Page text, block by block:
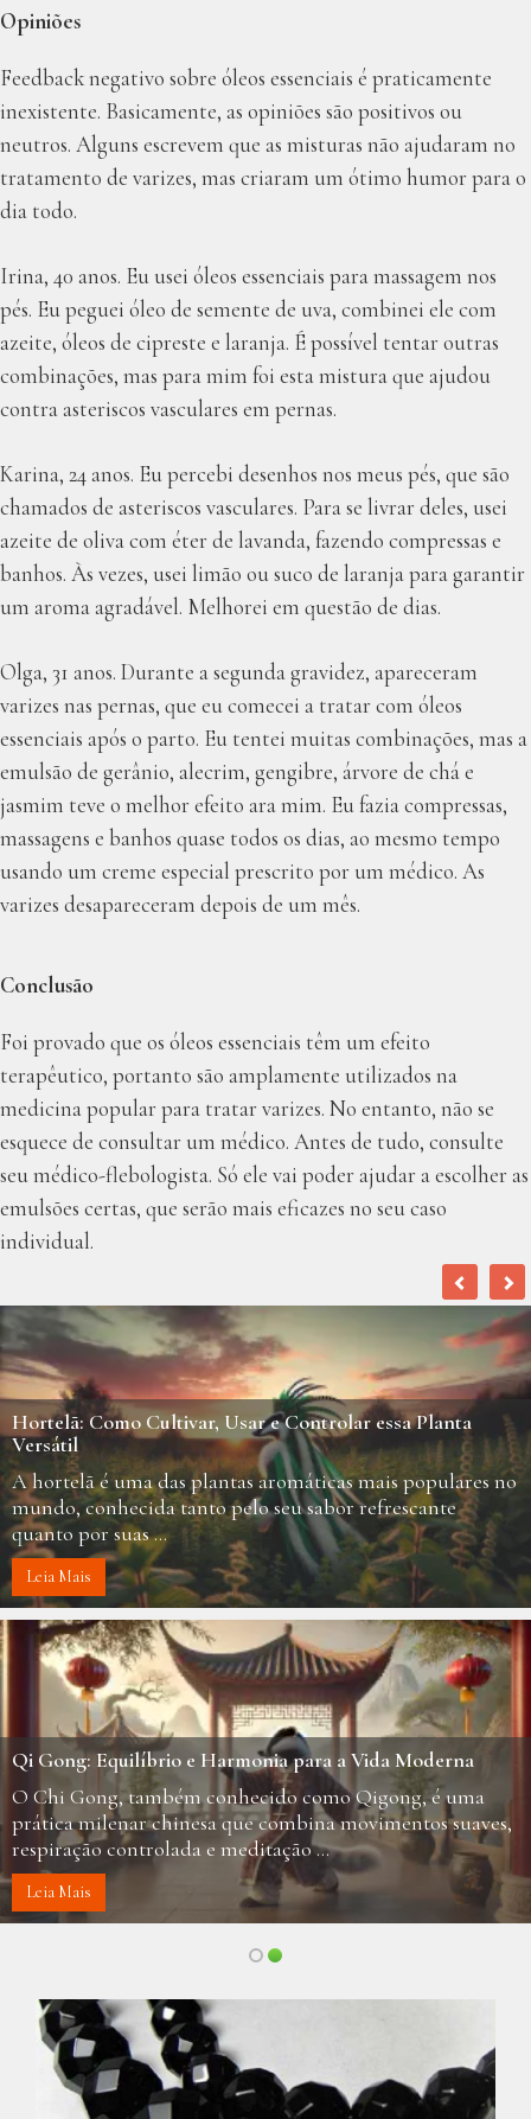
Opiniões
Feedback negativo sobre óleos essenciais é praticamente
inexistente. Basicamente, as opiniões são positivos ou
neutros. Alguns escrevem que as misturas não ajudaram no
tratamento de varizes, mas criaram um ótimo humor para o
dia todo.
Irina, 40 anos. Eu usei óleos essenciais para massagem nos
pés. Eu peguei óleo de semente de uva, combinei ele com
azeite, óleos de cipreste e laranja. É possível tentar outras
combinações, mas para mim foi esta mistura que ajudou
contra asteriscos vasculares em pernas.
Karina, 24 anos. Eu percebi desenhos nos meus pés, que são
chamados de asteriscos vasculares. Para se livrar deles, usei
azeite de oliva com éter de lavanda, fazendo compressas e
banhos. Às vezes, usei limão ou suco de laranja para garantir
um aroma agradável. Melhorei em questão de dias.
Olga, 31 anos. Durante a segunda gravidez, apareceram
varizes nas pernas, que eu comecei a tratar com óleos
essenciais após o parto. Eu tentei muitas combinações, mas a
emulsão de gerânio, alecrim, gengibre, árvore de chá e
jasmim teve o melhor efeito ara mim. Eu fazia compressas,
massagens e banhos quase todos os dias, ao mesmo tempo
usando um creme especial prescrito por um médico. As
varizes desapareceram depois de um mês.
Conclusão
Foi provado que os óleos essenciais têm um efeito
terapêutico, portanto são amplamente utilizados na
medicina popular para tratar varizes. No entanto, não se
esquece de consultar um médico. Antes de tudo, consulte
seu médico-flebologista. Só ele vai poder ajudar a escolher as
emulsões certas, que serão mais eficazes no seu caso
individual.
Hortelã: Como Cultivar, Usar e Controlar essa Planta
Versátil
A hortelã é uma das plantas aromáticas mais populares no
mundo, conhecida tanto pelo seu sabor refrescante
quanto por suas ...
Leia Mais
Qi Gong: Equilíbrio e Harmonia para a Vida Moderna
O Chi Gong, também conhecido como Qigong, é uma
prática milenar chinesa que combina movimentos suaves,
respiração controlada e meditação ...
Leia Mais